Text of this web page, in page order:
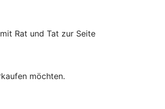
Rat und Tat zur Seite
möchten.